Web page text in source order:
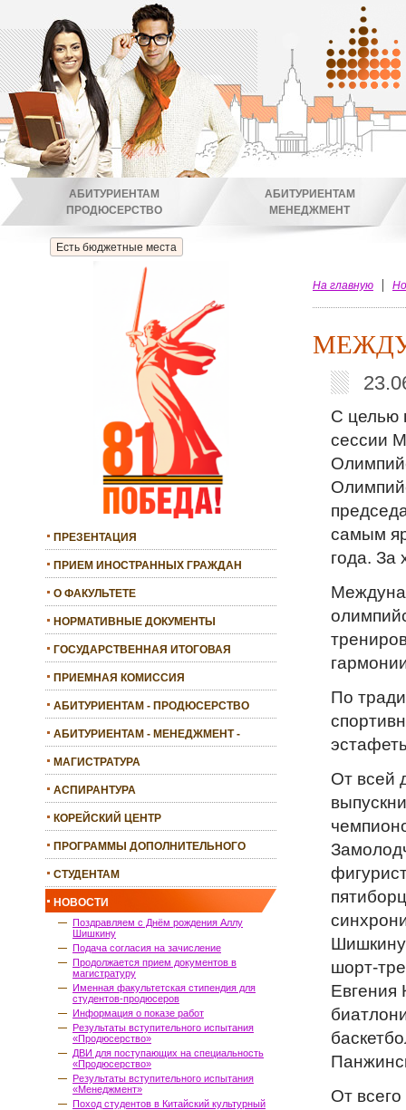
Есть бюджетные места
АБИТУРИЕНТАМ
ПРОДЮСЕРСТВО
АБИТУРИЕНТАМ
МЕНЕДЖМЕНТ
ПРЕЗЕНТАЦИЯ
ПРИЕМ ИНОСТРАННЫХ ГРАЖДАН
О ФАКУЛЬТЕТЕ
НОРМАТИВНЫЕ ДОКУМЕНТЫ
ГОСУДАРСТВЕННАЯ ИТОГОВАЯ
ПРИЕМНАЯ КОМИССИЯ
АБИТУРИЕНТАМ - ПРОДЮСЕРСТВО
АБИТУРИЕНТАМ - МЕНЕДЖМЕНТ -
МАГИСТРАТУРА
АСПИРАНТУРА
КОРЕЙСКИЙ ЦЕНТР
ПРОГРАММЫ ДОПОЛНИТЕЛЬНОГО
СТУДЕНТАМ
НОВОСТИ
Поздравляем с Днём рождения Аллу
Шишкину
Подача согласия на зачисление
Продолжается прием документов в
магистратуру
Именная факультетская стипендия для
студентов-продюсеров
Информация о показе работ
Результаты вступительного испытания
«Продюсерство»
ДВИ для поступающих на специальность
«Продюсерство»
Результаты вступительного испытания
«Менеджмент»
Поход студентов в Китайский культурный
На главную
С целью
сессии
самым
года. За
По
От всей
Шишкину
шорт-
Евгения
От